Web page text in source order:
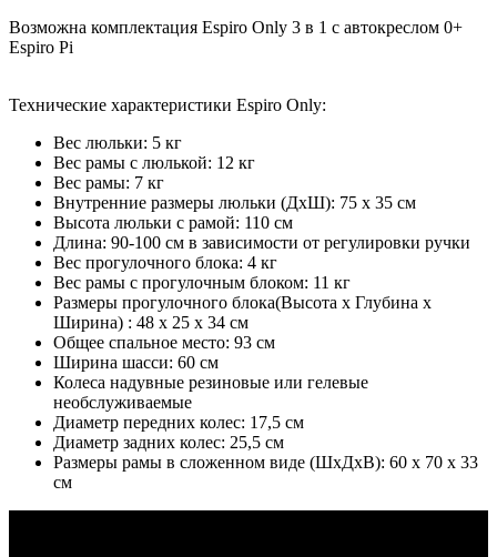
Возможна комплектация Espiro Only 3 в 1 с автокреслом 0+
Espiro Pi
Технические характеристики Espiro Only:
Вес люльки: 5 кг
Вес рамы с люлькой: 12 кг
Вес рамы: 7 кг
Внутренние размеры люльки (ДхШ): 75 х 35 см
Высота люльки с рамой: 110 см
Длина: 90-100 см в зависимости от регулировки ручки
Вес прогулочного блока: 4 кг
Вес рамы с прогулочным блоком: 11 кг
Размеры прогулочного блока(Высота х Глубина х
Ширина) : 48 х 25 х 34 см
Общее спальное место: 93 см
Ширина шасси: 60 см
Колеса надувные резиновые или гелевые
необслуживаемые
Диаметр передних колес: 17,5 см
Диаметр задних колес: 25,5 см
Размеры рамы в сложенном виде (ШхДхВ): 60 х 70 х 33
см